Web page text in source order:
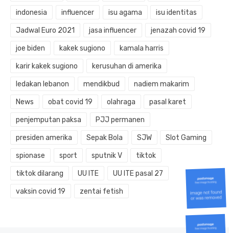
indonesia influencer isu agama isu identitas
Jadwal Euro 2021 jasa influencer jenazah covid 19
joe biden kakek sugiono kamala harris
karir kakek sugiono kerusuhan di amerika
ledakan lebanon mendikbud nadiem makarim
News obat covid 19 olahraga pasal karet
penjemputan paksa PJJ permanen
presiden amerika Sepak Bola SJW Slot Gaming
spionase sport sputnik V tiktok
tiktok dilarang UU ITE UU ITE pasal 27
vaksin covid 19 zentai fetish